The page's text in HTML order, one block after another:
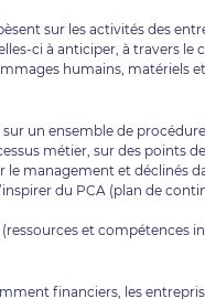
sur les activités des
ci à anticiper, à travers le
humains, matériels
un ensemble de
métier, sur des points
le management et déclinés
du PCA (plan de
et compétences
financiers, les